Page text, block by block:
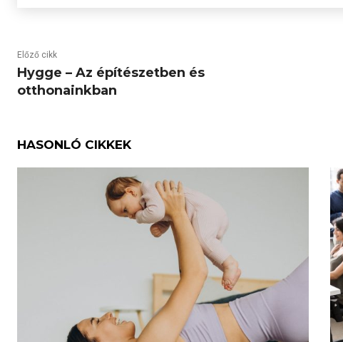
Előző cikk
Hygge – Az építészetben és
otthonainkban
HASONLÓ CIKKEK